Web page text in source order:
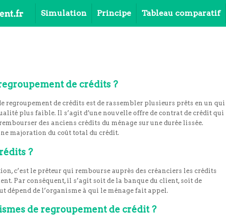
Simulation Principe Tableau comparatif
de crédits ?
regroupement de crédits est de rassembler plusieurs prêts en un qui
plus faible. Il s’agit d’une nouvelle offre de contrat de crédit qui
des anciens crédits du ménage sur une durée lissée.
majoration du coût total du crédit.
?
c’est le prêteur qui rembourse auprès des créanciers les crédits
Par conséquent, il s’agit soit de la banque du client, soit de
dépend de l’organisme à qui le ménage fait appel.
de regroupement de crédit ?